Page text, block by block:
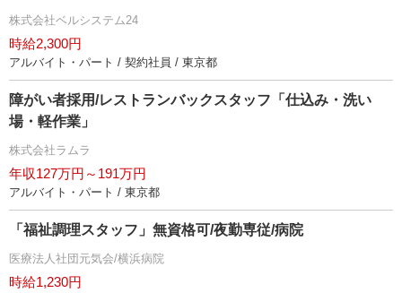
株式会社ベルシステム24
時給2,300円
アルバイト・パート / 契約社員 / 東京都
障がい者採用/レストランバックスタッフ「仕込み・洗い
場・軽作業」
株式会社ラムラ
年収127万円～191万円
アルバイト・パート / 東京都
「福祉調理スタッフ」無資格可/夜勤専従/病院
医療法人社団元気会/横浜病院
時給1,230円